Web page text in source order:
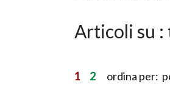
Articoli su
1 2 ordina per: